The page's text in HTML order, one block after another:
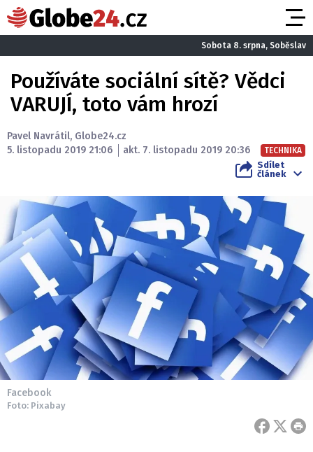
Sobota 8. srpna, Soběslav
Používáte sociální sítě? Vědci
VARUJÍ, toto vám hrozí
Pavel Navrátil, Globe24.cz
5. listopadu 2019 21:06
akt. 7. listopadu 2019 20:36 TECHNIKA
Sdílet
článek
Facebook
Foto: Pixabay